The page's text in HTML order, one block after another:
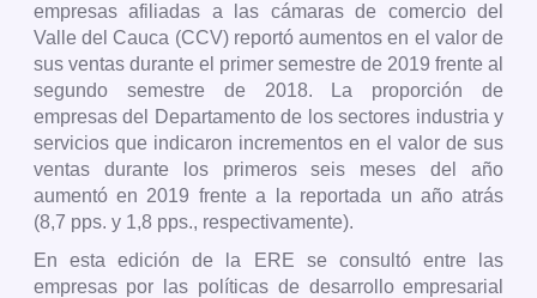
empresas afiliadas a las cámaras de comercio del
Valle del Cauca (CCV) reportó aumentos en el valor de
sus ventas durante el primer semestre de 2019 frente al
segundo semestre de 2018. La proporción de
empresas del Departamento de los sectores industria y
servicios que indicaron incrementos en el valor de sus
ventas durante los primeros seis meses del año
aumentó en 2019 frente a la reportada un año atrás
(8,7 pps. y 1,8 pps., respectivamente).
En esta edición de la ERE se consultó entre las
empresas por las políticas de desarrollo empresarial